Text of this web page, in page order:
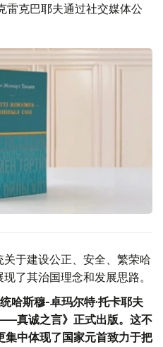
雷克巴耶夫通过社交媒体公
于建设公正、安全、繁荣哈
了其治国理念和发展思路。
哈斯穆-卓玛尔特·托卡耶夫
真诚之言》正式出版。这不
集中体现了国家元首致力于把